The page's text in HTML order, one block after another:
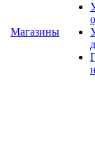
Магазины